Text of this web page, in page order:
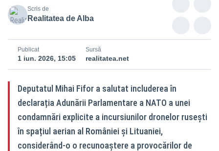
Scris de
Realitatea de Alba
Publicat
1 iun. 2026, 15:05
Sursă
realitatea.net
Deputatul Mihai Fifor a salutat includerea în
declarația Adunării Parlamentare a NATO a unei
condamnări explicite a incursiunilor dronelor rusești
în spațiul aerian al României și Lituaniei,
considerând-o o recunoaștere a provocărilor de